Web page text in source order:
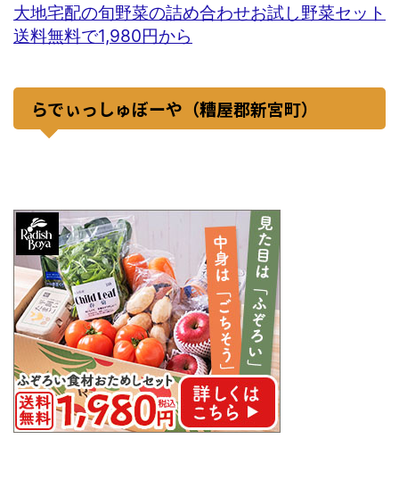
大地宅配の旬野菜の詰め合わせお試し野菜セット
送料無料で1,980円から
らでぃっしゅぼーや（糟屋郡新宮町）